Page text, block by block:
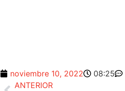
noviembre 10, 2022 08:25
ANTERIOR